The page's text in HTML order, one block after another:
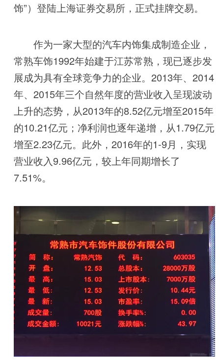
饰”）登陆上海证券交易所，正式挂牌交易。
作为一家大型的汽车内饰集成制造企业，
常熟车饰1992年始建于江苏常熟，现已逐步发
展成为具有全球竞争力的企业。2013年、2014
年、2015年三个自然年度的营业收入呈现波动
上升的态势，从2013年的8.52亿元增至2015年
的10.21亿元；净利润也逐年递增，从1.79亿元
增至2.23亿元。此外，2016年的1-9月，实现
营业收入9.96亿元，较上年同期增长了
7.51%。